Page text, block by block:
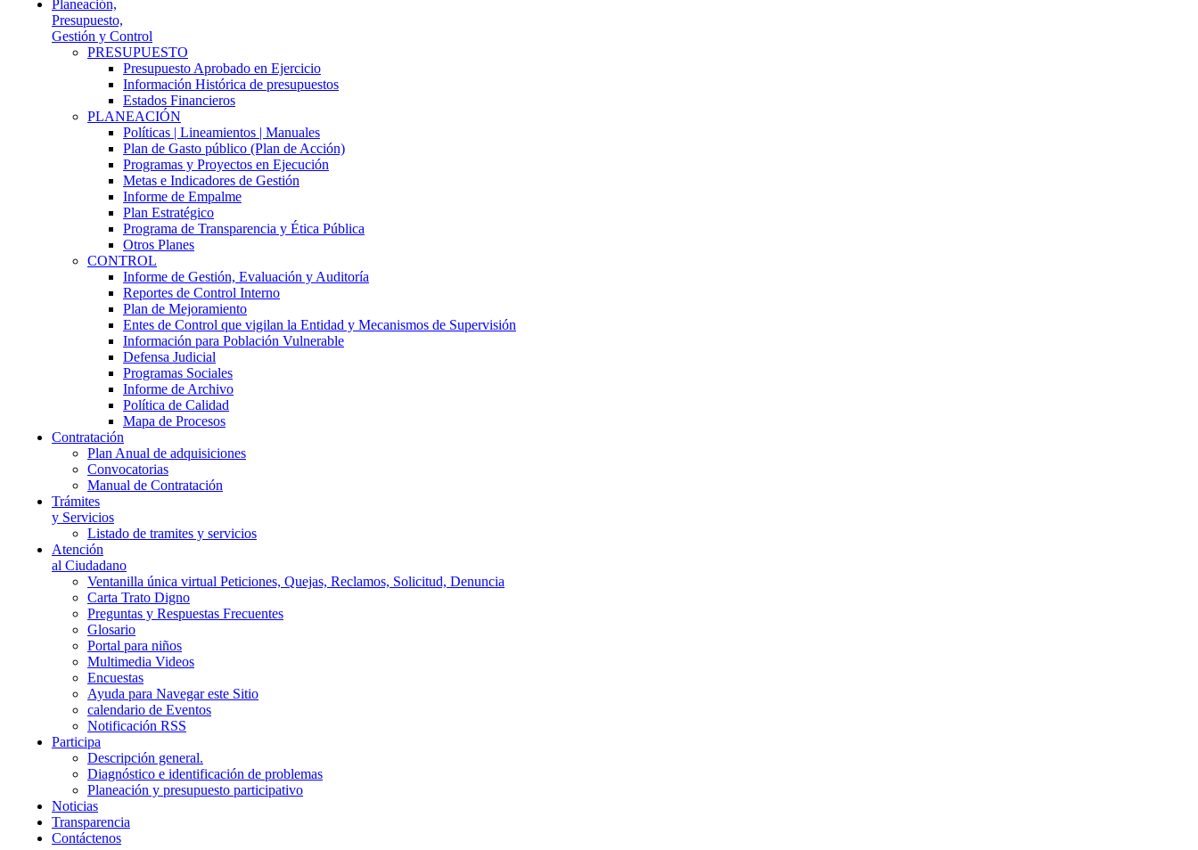
Planeación,
Presupuesto,
Gestión y Control
PRESUPUESTO
Presupuesto Aprobado en Ejercicio
Información Histórica de presupuestos
Estados Financieros
PLANEACIÓN
Políticas | Lineamientos | Manuales
Plan de Gasto público (Plan de Acción)
Programas y Proyectos en Ejecución
Metas e Indicadores de Gestión
Informe de Empalme
Plan Estratégico
Programa de Transparencia y Ética Pública
Otros Planes
CONTROL
Informe de Gestión, Evaluación y Auditoría
Reportes de Control Interno
Plan de Mejoramiento
Entes de Control que vigilan la Entidad y Mecanismos de Supervisión
Información para Población Vulnerable
Defensa Judicial
Programas Sociales
Informe de Archivo
Política de Calidad
Mapa de Procesos
Contratación
Plan Anual de adquisiciones
Convocatorias
Manual de Contratación
Trámites
y Servicios
Listado de tramites y servicios
Atención
al Ciudadano
Ventanilla única virtual Peticiones, Quejas, Reclamos, Solicitud, Denuncia
Carta Trato Digno
Preguntas y Respuestas Frecuentes
Glosario
Portal para niños
Multimedia Videos
Encuestas
Ayuda para Navegar este Sitio
calendario de Eventos
Notificación RSS
Participa
Descripción general.
Diagnóstico e identificación de problemas
Planeación y presupuesto participativo
Noticias
Transparencia
Contáctenos